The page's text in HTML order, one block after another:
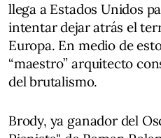
llega a Estados Unidos
intentar dejar atrás el
Europa. En medio de
“maestro” arquitecto
del brutalismo.
Brody, ya ganador del